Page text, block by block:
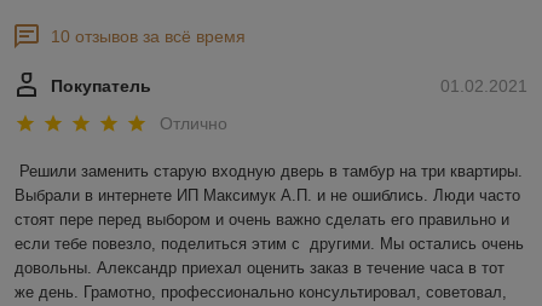
10 отзывов за всё время
01.02.2021
Покупатель
Отлично
Решили заменить старую входную дверь в тамбур на три квартиры.
Выбрали в интернете ИП Максимук А.П. и не ошиблись. Люди часто
стоят пере перед выбором и очень важно сделать его правильно и
если тебе повезло, поделиться этим с  другими. Мы остались очень
довольны. Александр приехал оценить заказ в течение часа в тот
же день. Грамотно, профессионально консультировал, советовал,